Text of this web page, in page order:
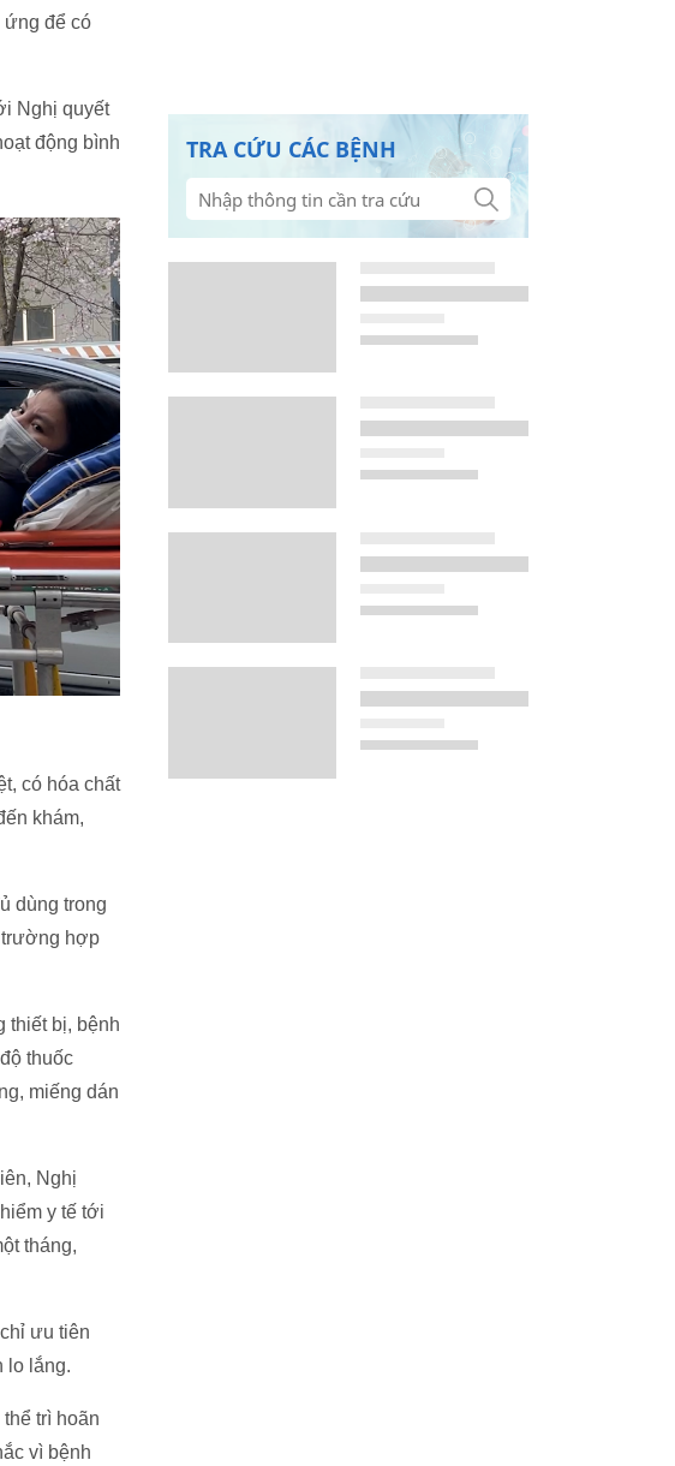
ứng để có
Nghị quyết
động bình
có hóa chất
khám,
dùng trong
trường hợp
thiết bị, bệnh
thuốc
miếng dán
Nghị
y tế tới
tháng,
ưu tiên
lo lắng.
trì hoãn
vì bệnh
TRA CỨU CÁC BỆNH